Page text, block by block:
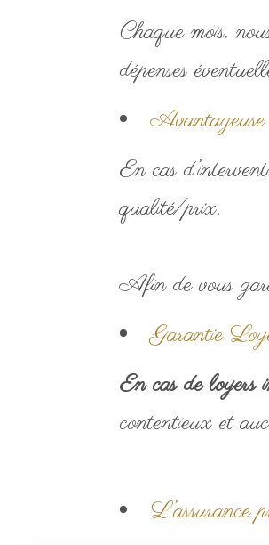
Chaque mois,
dépenses
Avantageuse
En cas
qualité/prix.
Afin de vous
Garantie
En cas de loyers
contentieux et
L’assurance